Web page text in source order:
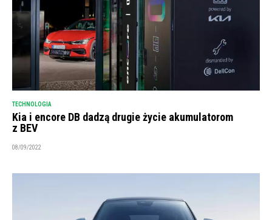
TECHNOLOGIA
Kia i encore DB dadzą drugie życie akumulatorom
z BEV
08/09/2022